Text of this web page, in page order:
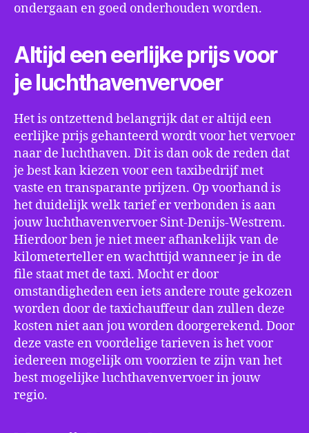
ondergaan en goed onderhouden worden.
Altijd een eerlijke prijs voor
je luchthavenvervoer
Het is ontzettend belangrijk dat er altijd een
eerlijke prijs gehanteerd wordt voor het vervoer
naar de luchthaven. Dit is dan ook de reden dat
je best kan kiezen voor een taxibedrijf met
vaste en transparante prijzen. Op voorhand is
het duidelijk welk tarief er verbonden is aan
jouw luchthavenvervoer Sint-Denijs-Westrem.
Hierdoor ben je niet meer afhankelijk van de
kilometerteller en wachttijd wanneer je in de
file staat met de taxi. Mocht er door
omstandigheden een iets andere route gekozen
worden door de taxichauffeur dan zullen deze
kosten niet aan jou worden doorgerekend. Door
deze vaste en voordelige tarieven is het voor
iedereen mogelijk om voorzien te zijn van het
best mogelijke luchthavenvervoer in jouw
regio.